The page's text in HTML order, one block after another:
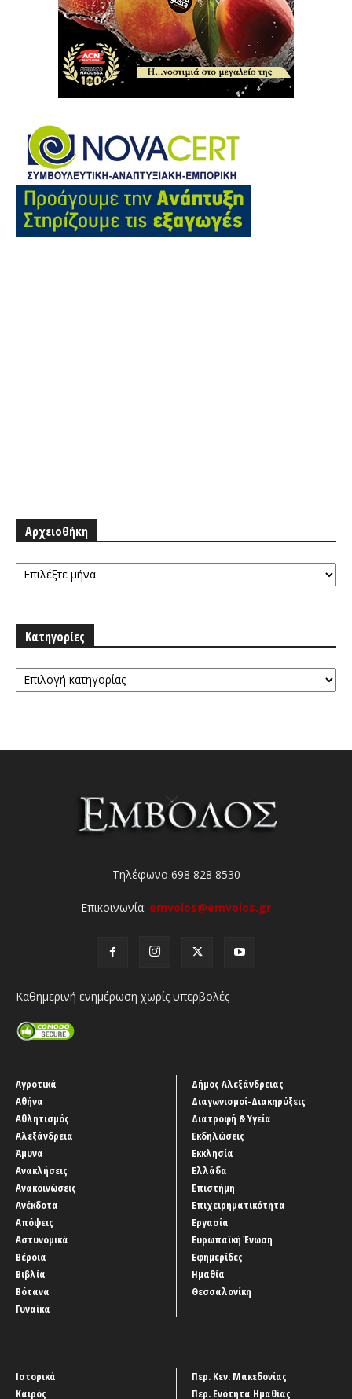
Αρχειοθήκη
Αρχειοθήκη
Κατηγορίες
Κατηγορίες
Τηλέφωνο 698 828 8530
Επικοινωνία: emvolos@emvolos.gr
Καθημερινή ενημέρωση χωρίς υπερβολές
Αγροτικά
Αθήνα
Αθλητισμός
Αλεξάνδρεια
Άμυνα
Ανακλήσεις
Ανακοινώσεις
Ανέκδοτα
Απόψεις
Αστυνομικά
Βέροια
Βιβλία
Βότανα
Γυναίκα
Δήμος Αλεξάνδρειας
Διαγωνισμοί-Διακηρύξεις
Διατροφή & Υγεία
Εκδηλώσεις
Εκκλησία
Ελλάδα
Επιστήμη
Επιχειρηματικότητα
Εργασία
Ευρωπαϊκή Ένωση
Εφημερίδες
Ημαθία
Θεσσαλονίκη
Ιστορικά
Καιρός
Περ. Κεν. Μακεδονίας
Περ. Ενότητα Ημαθίας